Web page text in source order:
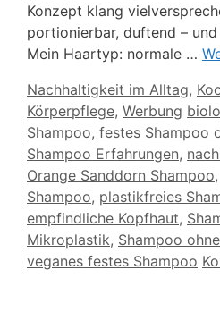
Konzept klang
portionierbar, duftend –
Mein Haartyp: normale …
Kategorien
Nachhaltigkeit im Alltag,
Körperpflege, Werbung
Shampoo, festes Shampoo
Shampoo Erfahrungen,
Orange Sanddorn Shampoo,
Shampoo, plastikfreies
empfindliche Kopfhaut,
Mikroplastik, Shampoo
veganes festes Shampoo